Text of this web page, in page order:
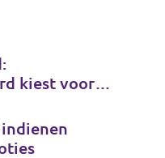
kiest voor